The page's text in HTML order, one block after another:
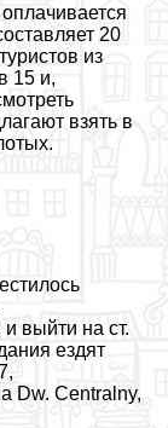
20
из
15 и,
взять в
выйти на ст.
ездят
Dw. Centralny,